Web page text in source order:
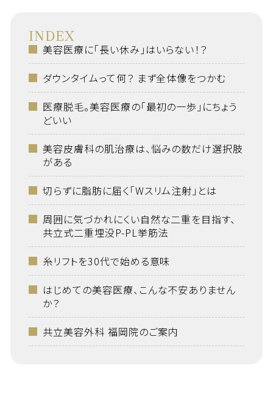
INDEX
美容医療に「長い休み」はいらない！？
ダウンタイムって何？ まず全体像をつかむ
医療脱毛。美容医療の「最初の一歩」にちょう
どいい
美容皮膚科の肌治療は、悩みの数だけ選択肢
がある
切らずに脂肪に届く「Wスリム注射」とは
周囲に気づかれにくい自然な二重を目指す、
共立式二重埋没P-PL挙筋法
糸リフトを30代で始める意味
はじめての美容医療、こんな不安ありません
か？
共立美容外科 福岡院のご案内